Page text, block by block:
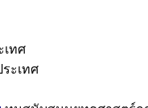
เทศ
ะเทศ